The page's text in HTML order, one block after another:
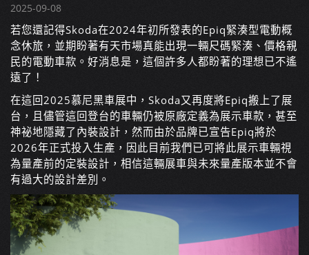
2025-09-08
若您還記得Skoda在2024年初所發表的Epiq緊湊型電動概
念休旅，並期盼著有天市場真能出現一輛尺碼緊湊、價格親
民的電動車款。好消息是，這個許多人都盼著的理想已不遙
遠了！
在這回2025慕尼黑車展中，Skoda又再度將Epiq搬上了展
台，且儘管這回登台的車輛仍被原廠定義為展示車款，甚至
神祕地隱藏了內裝設計，然而由於品牌已宣告Epiq將於
2026年正式投入生產，因此目前我們已可將此展示車輛視
為量產前的定裝設計，相信這輛展車與未來量產版本並不會
有過大的設計差別。